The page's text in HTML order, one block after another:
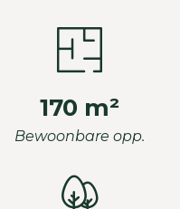
170 m²
Bewoonbare opp.